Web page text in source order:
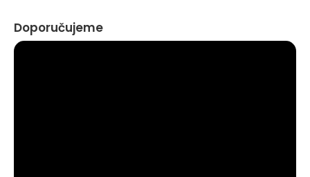
Doporučujeme